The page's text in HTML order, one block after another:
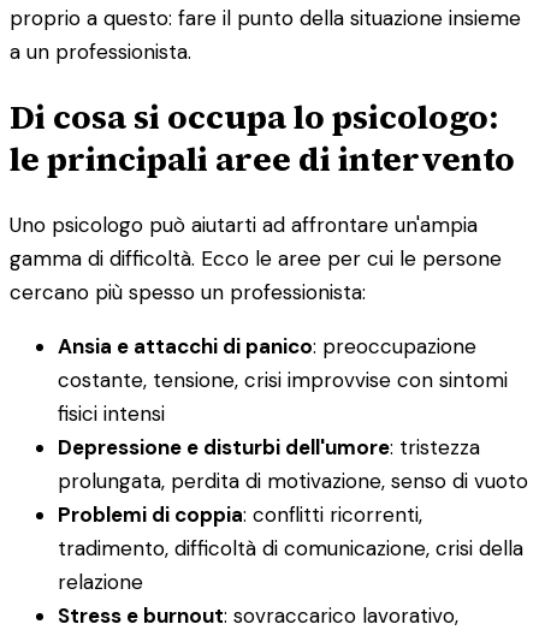
proprio a questo: fare il punto della situazione insieme
a un professionista.
Di cosa si occupa lo psicologo:
le principali aree di intervento
Uno psicologo può aiutarti ad affrontare un'ampia
gamma di difficoltà. Ecco le aree per cui le persone
cercano più spesso un professionista:
Ansia e attacchi di panico: preoccupazione
costante, tensione, crisi improvvise con sintomi
fisici intensi
Depressione e disturbi dell'umore: tristezza
prolungata, perdita di motivazione, senso di vuoto
Problemi di coppia: conflitti ricorrenti,
tradimento, difficoltà di comunicazione, crisi della
relazione
Stress e burnout: sovraccarico lavorativo,